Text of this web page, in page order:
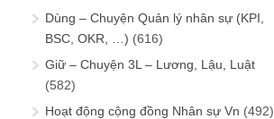
Dùng – Chuyện Quản lý nhân sự (KPI,
BSC, OKR, …) (616)
Giữ – Chuyện 3L – Lương, Lậu, Luật
(582)
Hoạt động cộng đồng Nhân sự Vn (492)